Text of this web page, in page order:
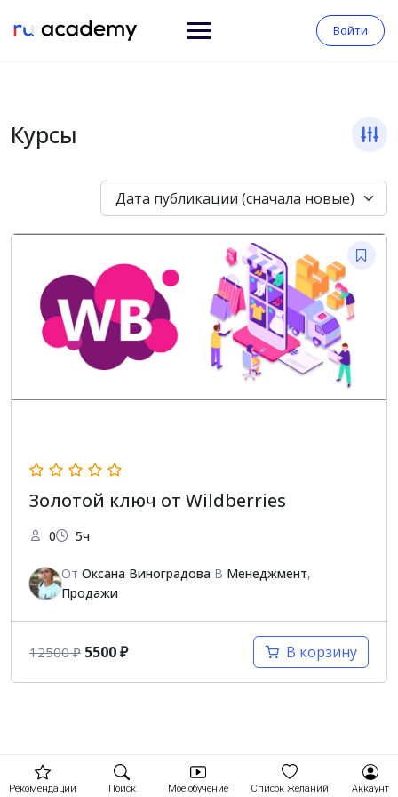
Войти
Курсы
Дата публикации (сначала новые)
Золотой ключ от Wildberries
0 5ч
От Оксана Виноградова В Менеджмент,
Продажи
12500₽ 5500₽ В корзину
Рекомендации Поиск Мое обучение Список желаний Аккаунт